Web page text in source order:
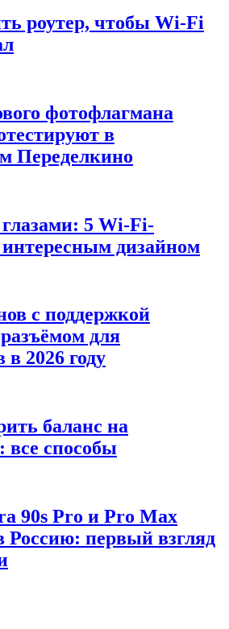
роутер, чтобы Wi-Fi
фотофлагмана
в
Переделкино
5 Wi-Fi-
интересным дизайном
с поддержкой
для
2026 году
баланс на
способы
90s Pro и Pro Max
Россию: первый взгляд